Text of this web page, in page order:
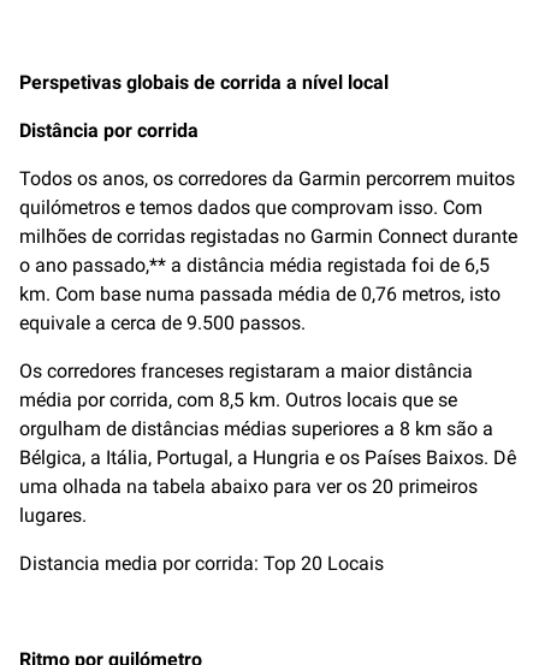
Perspetivas globais de corrida a nível local
Distância por corrida
Todos os anos, os corredores da Garmin percorrem muitos
quilómetros e temos dados que comprovam isso. Com
milhões de corridas registadas no Garmin Connect durante
o ano passado,** a distância média registada foi de 6,5
km. Com base numa passada média de 0,76 metros, isto
equivale a cerca de 9.500 passos.
Os corredores franceses registaram a maior distância
média por corrida, com 8,5 km. Outros locais que se
orgulham de distâncias médias superiores a 8 km são a
Bélgica, a Itália, Portugal, a Hungria e os Países Baixos. Dê
uma olhada na tabela abaixo para ver os 20 primeiros
lugares.
Distancia media por corrida: Top 20 Locais
Ritmo por quilómetro